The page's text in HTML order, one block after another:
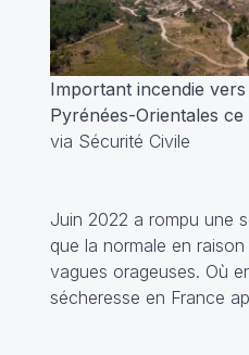
Important incendie
Pyrénées-Orientales
via Sécurité Civile
Juin 2022 a rompu une
que la normale en
vagues orageuses. Où
sécheresse en France